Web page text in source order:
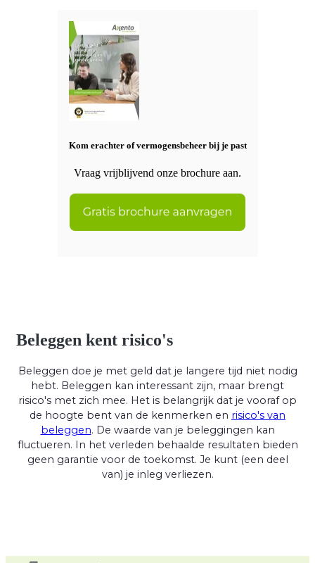
Kom erachter of vermogensbeheer bij je past
Vraag vrijblijvend onze brochure aan.
Beleggen kent risico's
Beleggen doe je met geld dat je langere tijd niet nodig
hebt. Beleggen kan interessant zijn, maar brengt
risico's met zich mee. Het is belangrijk dat je vooraf op
de hoogte bent van de kenmerken en risico's van
beleggen. De waarde van je beleggingen kan
fluctueren. In het verleden behaalde resultaten bieden
geen garantie voor de toekomst. Je kunt (een deel
van) je inleg verliezen.